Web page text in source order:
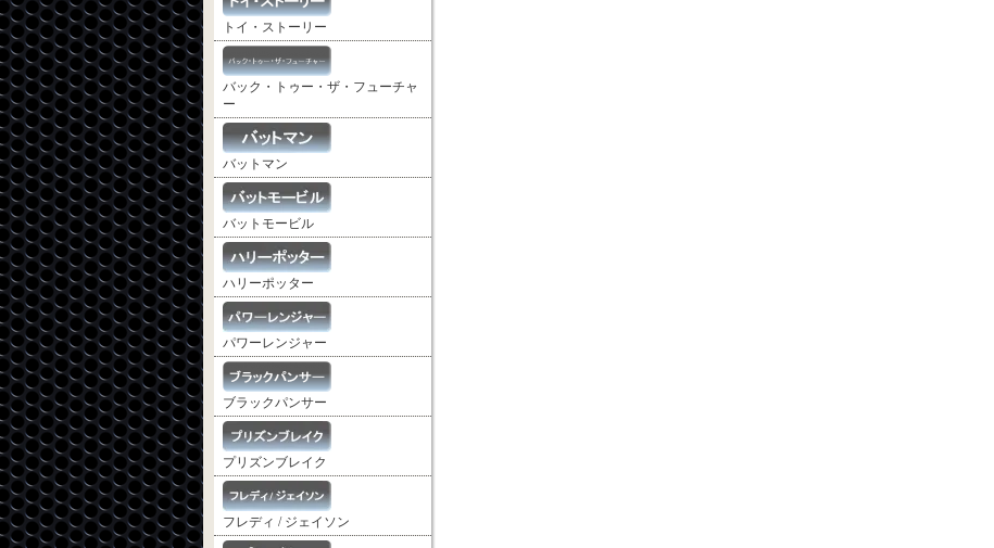
トイ・ストーリー
バック・トゥー・ザ・フューチャ
ー
バットマン
バットモービル
ハリーポッター
パワーレンジャー
ブラックパンサー
プリズンブレイク
フレディ / ジェイソン